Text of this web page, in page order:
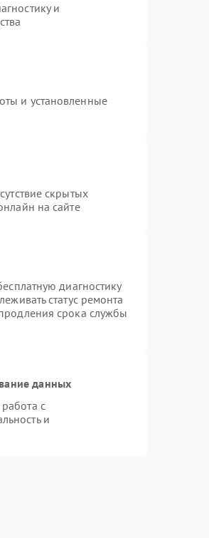
и
и установленные
скрытых
на сайте
диагностику
статус ремонта
срока службы
данных
с
и